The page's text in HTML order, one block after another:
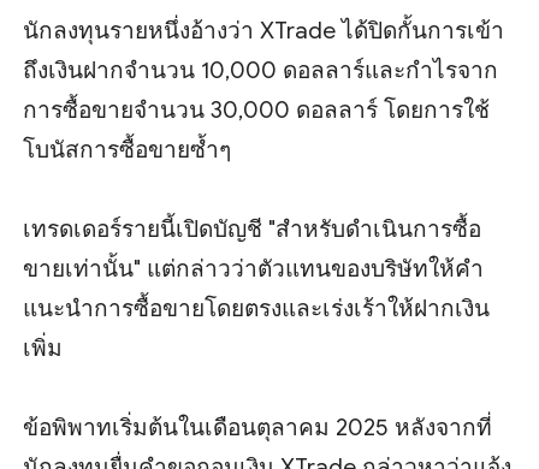
นักลงทุนรายหนึ่งอ้างว่า XTrade ได้ปิดกั้นการเข้า
ถึงเงินฝากจำนวน 10,000 ดอลลาร์และกำไรจาก
การซื้อขายจำนวน 30,000 ดอลลาร์ โดยการใช้
โบนัสการซื้อขายซ้ำๆ
เทรดเดอร์รายนี้เปิดบัญชี "สำหรับดำเนินการซื้อ
ขายเท่านั้น" แต่กล่าวว่าตัวแทนของบริษัทให้คำ
แนะนำการซื้อขายโดยตรงและเร่งเร้าให้ฝากเงิน
เพิ่ม
ข้อพิพาทเริ่มต้นในเดือนตุลาคม 2025 หลังจากที่